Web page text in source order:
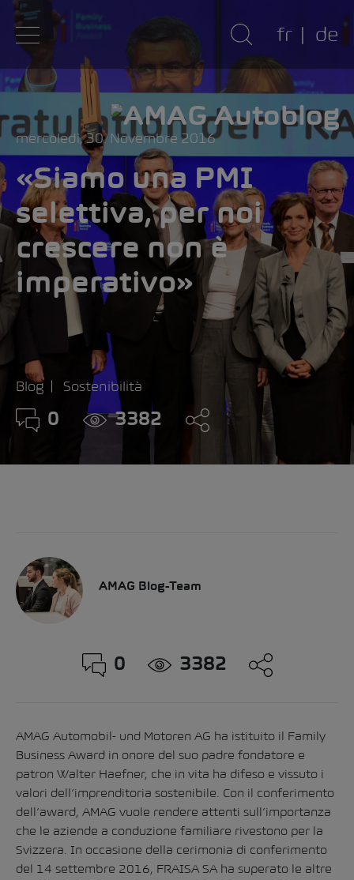
fr de
mercoledì, 30. Novembre 2016
«Siamo una PMI
selettiva, per noi
crescere non è
imperativo»
Blog Sostenibilità
0 3382
AMAG Blog-Team
0 3382
AMAG Automobil- und Motoren AG ha istituito il Family
Business Award in onore del suo padre fondatore e
patron Walter Haefner, che in vita ha difeso e vissuto i
valori dell’imprenditoria sostenibile. Con il conferimento
dell’award, AMAG vuole rendere attenti sull’importanza
che le aziende a conduzione familiare rivestono per la
Svizzera. In occasione della cerimonia di conferimento
del 14 settembre 2016, FRAISA SA ha superato le altre